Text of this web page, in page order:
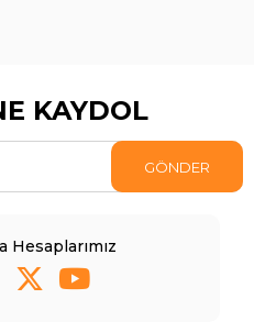
KAYDOL
GÖNDER
Hesaplarımız